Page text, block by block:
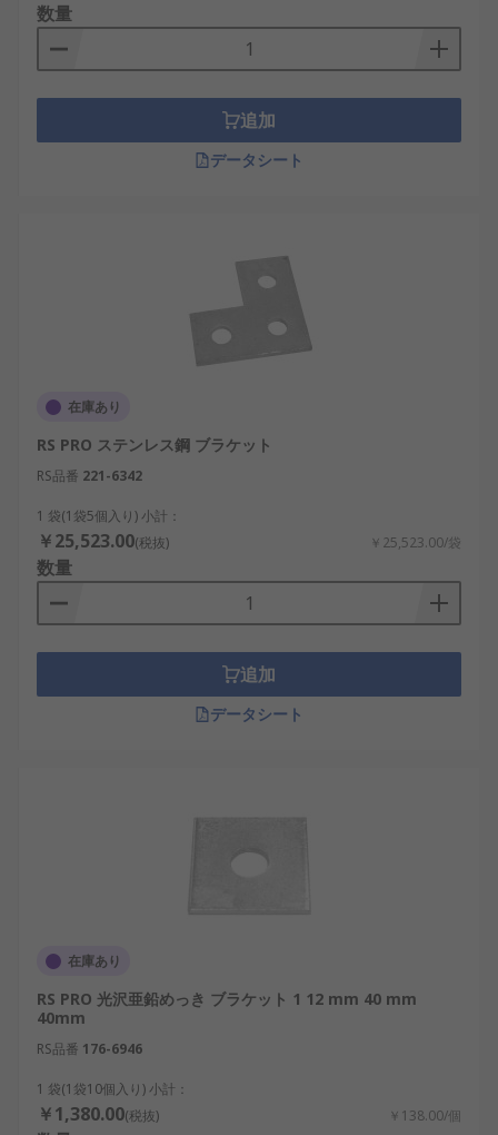
数量
追加
データシート
在庫あり
RS PRO ステンレス鋼 ブラケット
RS品番 221-6342
1 袋(1袋5個入り) 小計：
￥25,523.00(税抜) ￥25,523.00/袋
数量
追加
データシート
在庫あり
RS PRO 光沢亜鉛めっき ブラケット 1 12 mm 40 mm
40mm
RS品番 176-6946
1 袋(1袋10個入り) 小計：
￥1,380.00(税抜) ￥138.00/個